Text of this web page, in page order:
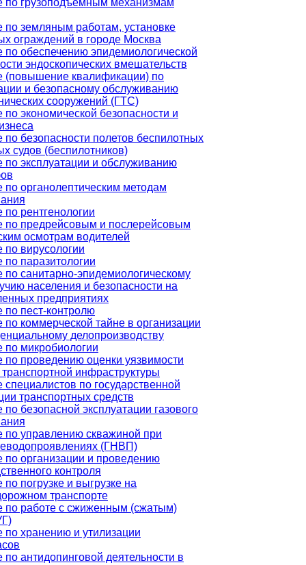
по земляным работам, установке
ограждений в городе Москва
по обеспечению эпидемиологической
эндоскопических вмешательств
(повышение квалификации) по
и безопасному обслуживанию
сооружений (ГТС)
по экономической безопасности и
по безопасности полетов беспилотных
судов (беспилотников)
по эксплуатации и обслуживанию
по органолептическим методам
по рентгенологии
по предрейсовым и послерейсовым
осмотрам водителей
по вирусологии
по паразитологии
по санитарно-эпидемиологическому
населения и безопасности на
предприятиях
по пест-контролю
по коммерческой тайне в организации
делопроизводству
по микробиологии
по проведению оценки уязвимости
транспортной инфраструктуры
специалистов по государственной
транспортных средств
безопасной эксплуатации газового
по управлению скважиной при
(ГНВП)
по организации и проведению
контроля
погрузке и выгрузке на
транспорте
по работе с сжиженным (сжатым)
по хранению и утилизации
по антидопинговой деятельности в